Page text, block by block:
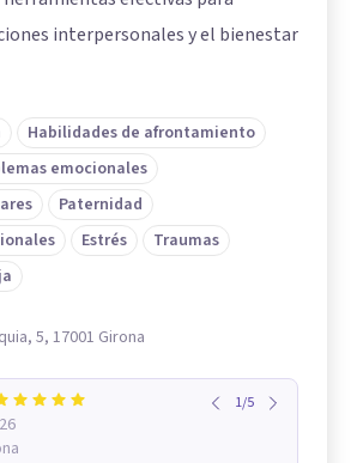
interpersonales y el bienestar
Habilidades de afrontamiento
emocionales
Paternidad
Estrés
Traumas
5, 17001 Girona
1/5